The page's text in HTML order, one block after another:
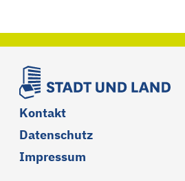
Kontakt
Datenschutz
Impressum